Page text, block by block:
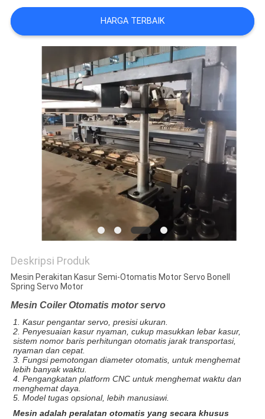
SITEMAP
KEBIJAKAN
PRIBADI
HARGA TERBAIK
Deskripsi Produk
Mesin Perakitan Kasur Semi-Otomatis Motor Servo Bonell
Spring Servo Motor
Mesin Coiler Otomatis motor servo
1. Kasur pengantar servo, presisi ukuran.
2. Penyesuaian kasur nyaman, cukup masukkan lebar kasur,
sistem nomor baris perhitungan otomatis jarak transportasi,
nyaman dan cepat.
3. Fungsi pemotongan diameter otomatis, untuk menghemat
lebih banyak waktu.
4. Pengangkatan platform CNC untuk menghemat waktu dan
menghemat daya.
5. Model tugas opsional, lebih manusiawi.
Mesin adalah peralatan otomatis yang secara khusus